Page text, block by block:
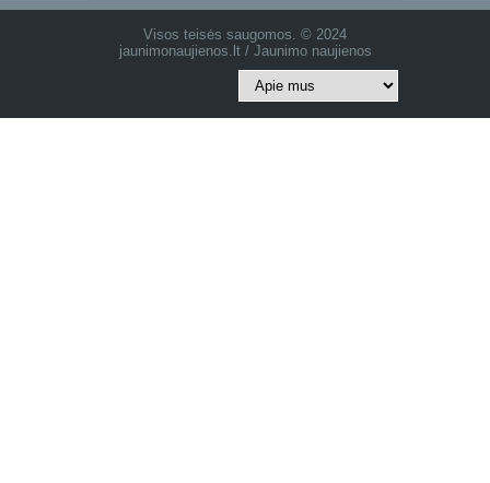
Visos teisės saugomos. © 2024
jaunimonaujienos.lt / Jaunimo naujienos